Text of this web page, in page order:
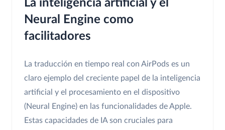
La inteligencia artificial y el
Neural Engine como
facilitadores
La traducción en tiempo real con AirPods es un
claro ejemplo del creciente papel de la inteligencia
artificial y el procesamiento en el dispositivo
(Neural Engine) en las funcionalidades de Apple.
Estas capacidades de IA son cruciales para